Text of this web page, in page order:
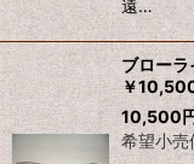
遠…
ブロー
￥
10,500
希望小売